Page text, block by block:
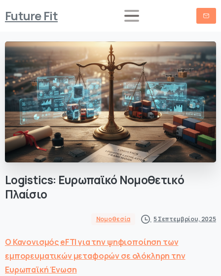
Future Fit
Logistics: Ευρωπαϊκό Νομοθετικό
Πλαίσιο
Νομοθεσία 5 Σεπτεμβρίου, 2025
Ο Κανονισμός eFTI για την ψηφιοποίηση των
εμπορευματικών μεταφορών σε ολόκληρη την
Ευρωπαϊκή Ένωση